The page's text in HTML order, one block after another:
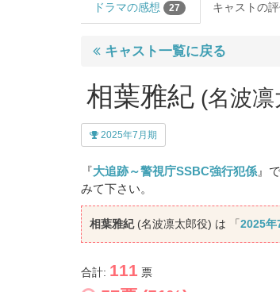
ドラマの感想 27 キャストの
キャスト一覧に戻る
相葉雅紀 (名波
2025年7月期
『大追跡～警視庁SSBC強行犯係 』
みて下さい。
相葉雅紀(名波凛太郎役) は 「2025年
合計: 111 票